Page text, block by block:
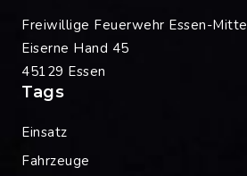
Freiwillige Feuerwehr Essen-Mitte
Eiserne Hand 45
45129 Essen
Tags
Einsatz
Fahrzeuge